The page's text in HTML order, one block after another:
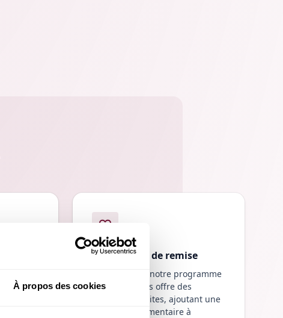
À propos des cookies
Programme de remise
Chaque mois, notre programme
de remise vous offre des
minutes gratuites, ajoutant une
valeur supplémentaire à